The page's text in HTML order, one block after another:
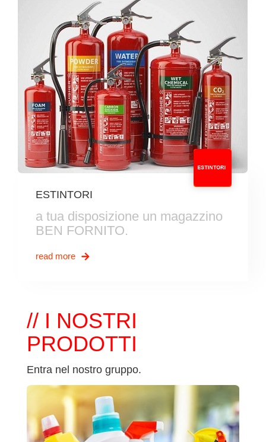
ESTINTORI
a tua disposizione un magazzino
BEN FORNITO.
read more
// I NOSTRI
PRODOTTI
Entra nel nostro gruppo.